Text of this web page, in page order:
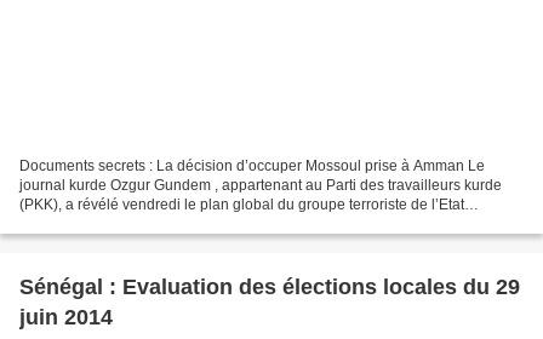
Documents secrets : La décision d’occuper Mossoul prise à Amman Le
journal kurde Ozgur Gundem , appartenant au Parti des travailleurs kurde
(PKK), a révélé vendredi le plan global du groupe terroriste de l’Etat
Sénégal : Evaluation des élections locales du 29
juin 2014